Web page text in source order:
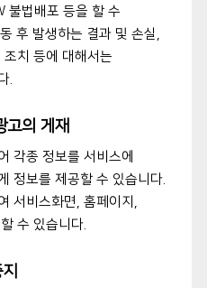
불법배포 등을 할 수
후 발생하는 결과 및 손실,
치 등에 대해서는
.
고의 게재
각종 정보를 서비스에
정보를 제공할 수 있습니다.
서비스화면, 홈페이지,
수 있습니다.